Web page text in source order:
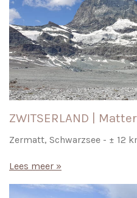
ZWITSERLAND |
Zermatt, Schwarzsee - ± 12
Lees meer »